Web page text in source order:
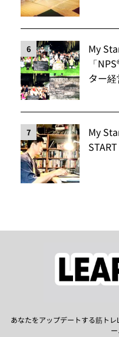
6
My
「
ター経
7
My
START
あなたをアップデートする筋ト